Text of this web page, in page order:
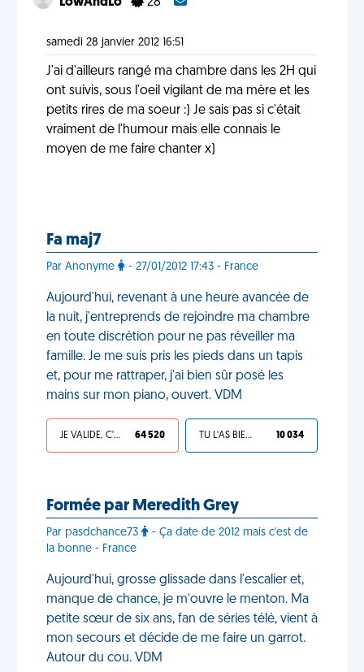
samedi 28 janvier 2012 16:51
J'ai d'ailleurs rangé ma chambre dans les 2H qui
ont suivis, sous l'oeil vigilant de ma mère et les
petits rires de ma soeur :) Je sais pas si c'était
vraiment de l'humour mais elle connais le
moyen de me faire chanter x)
Fa maj7
Par Anonyme - 27/01/2012 17:43 - France
Aujourd'hui, revenant à une heure avancée de
la nuit, j'entreprends de rejoindre ma chambre
en toute discrétion pour ne pas réveiller ma
famille. Je me suis pris les pieds dans un tapis
et, pour me rattraper, j'ai bien sûr posé les
mains sur mon piano, ouvert. VDM
JE VALIDE, C'EST UNE VDM 64 520 TU L'AS BIEN MÉRITÉ 10 034
Formée par Meredith Grey
Par pasdchance73
- Ça date de 2012 mais c'est de
la bonne - France
Aujourd'hui, grosse glissade dans l'escalier et,
manque de chance, je m'ouvre le menton. Ma
petite sœur de six ans, fan de séries télé, vient à
mon secours et décide de me faire un garrot.
Autour du cou. VDM